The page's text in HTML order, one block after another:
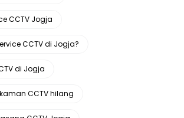
CCTV Jogja
CCTV di Jogja?
di Jogja
CCTV hilang